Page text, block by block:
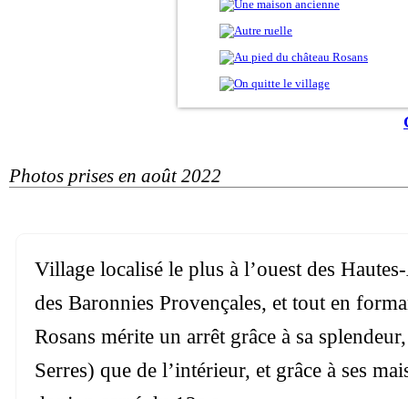
Photos prises en août 2022
Village localisé le plus à l’ouest des
des Baronnies Provençales, et tout en
Rosans mérite un arrêt grâce à sa
Serres) que de l’intérieur, et grâce à ses